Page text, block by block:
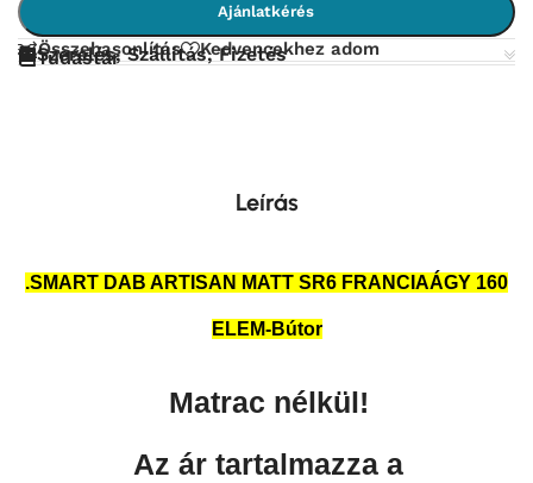
Ajánlatkérés
Összehasonlítás Kedvencekhez adom
Szerelés, Szállítás, Fizetés
Tudástár
Leírás
.SMART DAB ARTISAN MATT SR6 FRANCIAÁGY 160
ELEM-Bútor
Matrac nélkül!
Az ár tartalmazza a